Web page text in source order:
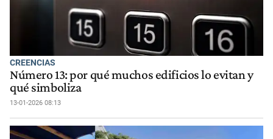
CREENCIAS
Número 13: por qué muchos edificios lo evitan y
qué simboliza
13-01-2026 08:13